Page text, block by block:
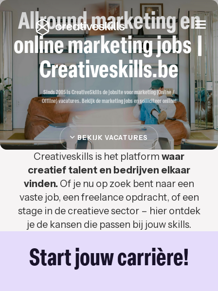
Allround marketing en
online marketing jobs |
Creativeskills.be
Sinds 2005 is CreativeSkills de jobsite voor marketing (Online /
Offline) vacatures. Bekijk de marketing jobs en solliciteer online!
BEKIJK VACATURES
Creativeskills is het platform waar
creatief talent en bedrijven elkaar
vinden. Of je nu op zoek bent naar een
vaste job, een freelance opdracht, of een
stage in de creatieve sector – hier ontdek
je de kansen die passen bij jouw skills.
Start jouw carrière!